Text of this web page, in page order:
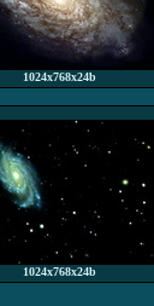
1024x768x24b
1024x768x24b